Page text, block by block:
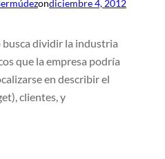
ondiciembre 4, 2012
busca dividir la industria
que la empresa podría
en describir el
clientes, y